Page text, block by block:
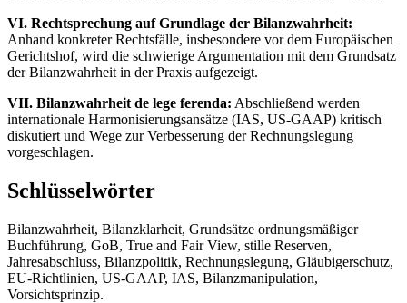
VI. Rechtsprechung auf Grundlage der Bilanzwahrheit:
Anhand konkreter Rechtsfälle, insbesondere vor dem Europäischen
Gerichtshof, wird die schwierige Argumentation mit dem Grundsatz
der Bilanzwahrheit in der Praxis aufgezeigt.
VII. Bilanzwahrheit de lege ferenda: Abschließend werden
internationale Harmonisierungsansätze (IAS, US-GAAP) kritisch
diskutiert und Wege zur Verbesserung der Rechnungslegung
vorgeschlagen.
Schlüsselwörter
Bilanzwahrheit, Bilanzklarheit, Grundsätze ordnungsmäßiger
Buchführung, GoB, True and Fair View, stille Reserven,
Jahresabschluss, Bilanzpolitik, Rechnungslegung, Gläubigerschutz,
EU-Richtlinien, US-GAAP, IAS, Bilanzmanipulation,
Vorsichtsprinzip.